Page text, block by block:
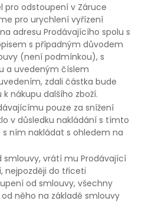
pro odstoupení v Záruce
pro urychlení vyřízení
adresu Prodávajícího spolu s
s případným důvodem
(není podmínkou), s
a uvedeným číslem
zdali částka bude
nákupu dalšího zboží.
pouze za snížení
v důsledku nakládání s tímto
s ním nakládat s ohledem na
vrátí mu Prodávající
nejpozději do třiceti
od smlouvy, všechny
něho na základě smlouvy